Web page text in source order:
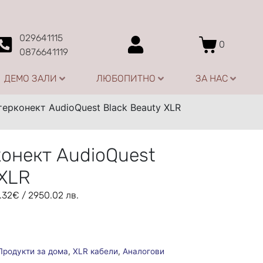
029641115
0876641119
0
ДЕМО ЗАЛИ ЛЮБОПИТНО ЗА НАС
AudioQuest Black Beauty XLR
AudioQuest
€ / 2950.02 лв.
за дома, XLR кабели, Аналогови